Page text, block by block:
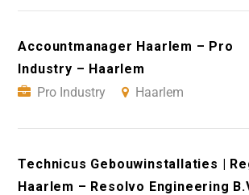
Accountmanager Haarlem – Pro
Industry – Haarlem
Pro Industry
Haarlem
Technicus Gebouwinstallaties |
Haarlem – Resolvo Engineering